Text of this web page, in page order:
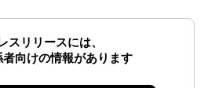
スリリースには、
者向けの情報があります